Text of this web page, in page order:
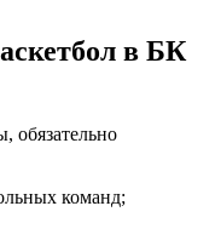
в БК
обязательно
команд;